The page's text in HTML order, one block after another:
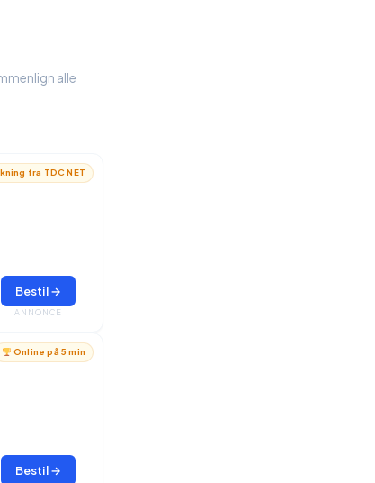
alle
fra TDC NET
Bestil →
ANNONCE
Online på 5 min
Bestil →